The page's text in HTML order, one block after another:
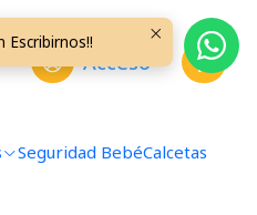
Acceso
Seguridad BebéCalcetas
Escribirnos!!